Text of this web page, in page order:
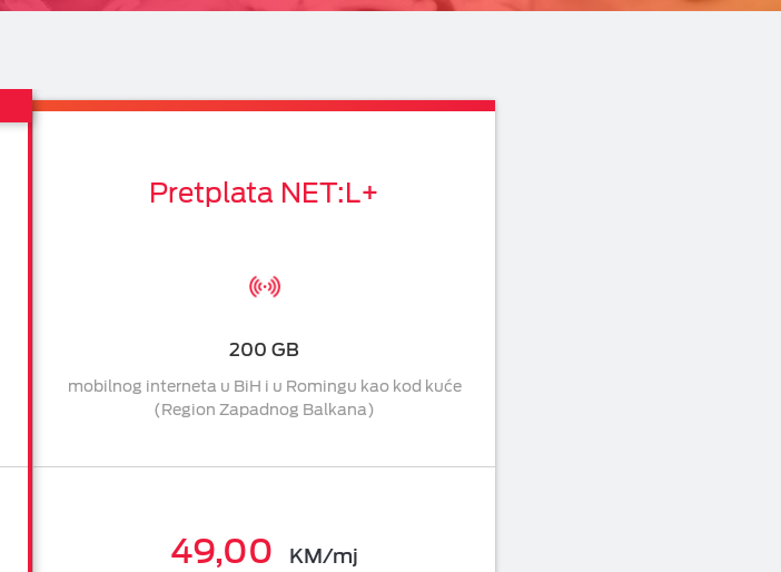
Pretplata NET:L+
200 GB
mobilnog interneta u BiH i u Romingu kao kod kuće
(Region Zapadnog Balkana)
49,00 KM/mj